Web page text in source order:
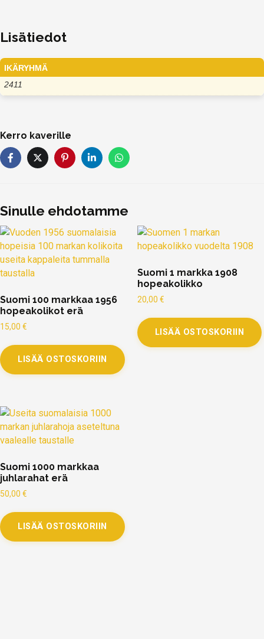
Lisätiedot
IKÄRYHMÄ
2411
Kerro kaverille
Sinulle ehdotamme
Suomi 100 markkaa 1956
hopeakolikot erä
15,00 €
LISÄÄ OSTOSKORIIN
Suomi 1 markka 1908
hopeakolikko
20,00 €
LISÄÄ OSTOSKORIIN
Suomi 1000 markkaa
juhlarahat erä
50,00 €
LISÄÄ OSTOSKORIIN